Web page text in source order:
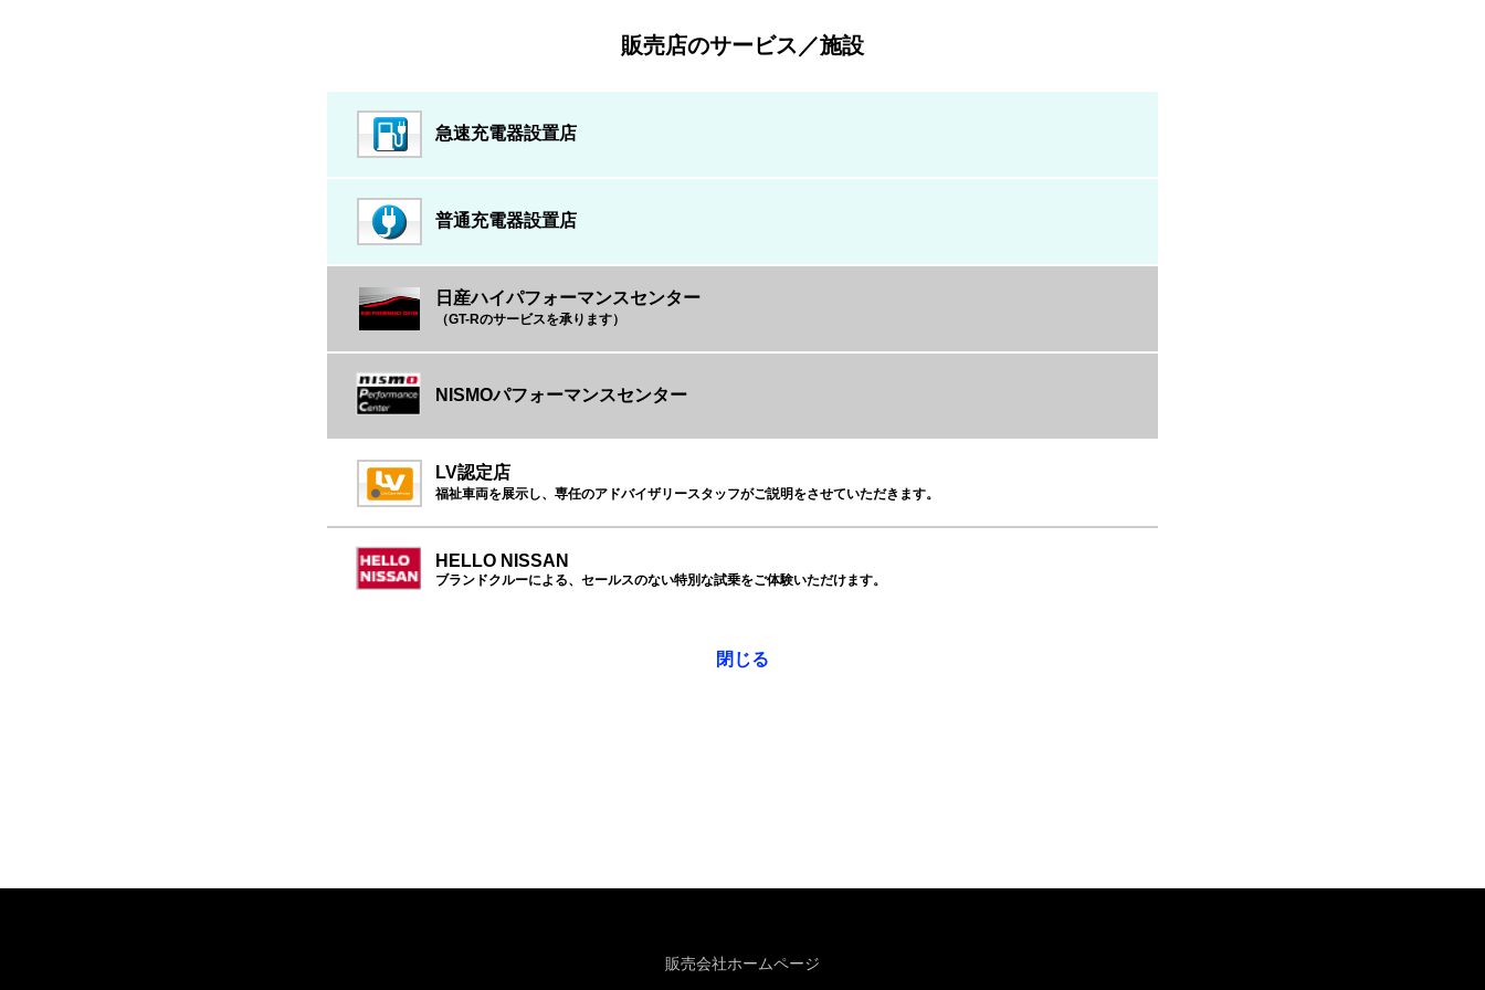
販売店のサービス／施設
急速充電器設置店
普通充電器設置店
日産ハイパフォーマンスセンター
（GT-Rのサービスを承ります）
NISMOパフォーマンスセンター
LV認定店
福祉車両を展示し、専任のアドバイザリースタッフがご説明をさせていただきます。
HELLO NISSAN
ブランドクルーによる、セールスのない特別な試乗をご体験いただけます。
閉じる
販売会社ホームページ